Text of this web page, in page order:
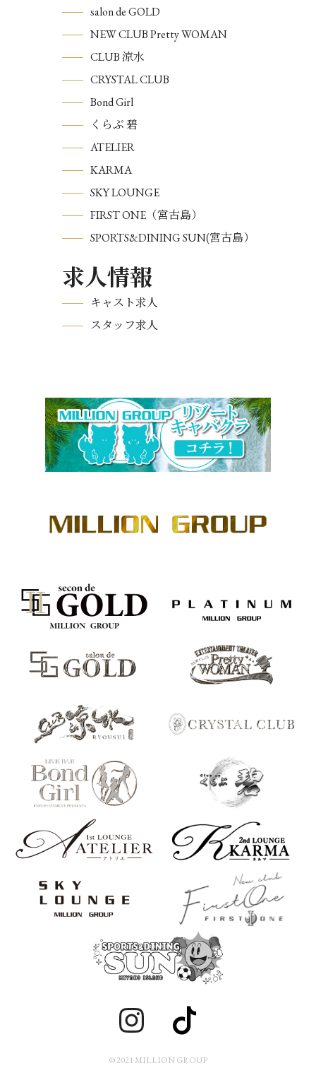
salon de GOLD
NEW CLUB Pretty WOMAN
CLUB 涼水
CRYSTAL CLUB
Bond Girl
くらぶ 碧
ATELIER
KARMA
SKY LOUNGE
FIRST ONE（宮古島）
SPORTS&DINING SUN(宮古島）
求人情報
キャスト求人
スタッフ求人
© 2021 MILLION GROUP